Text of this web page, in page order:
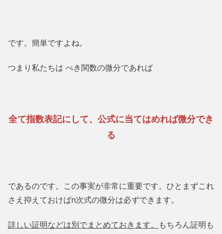
です。簡単ですよね。
つまり私たちは べき関数の微分であれば
全て指数表記にして、公式に当てはめれば微分でき
る
であるのです。この事実が非常に重要です。ひとまずこれ
さえ抑えておけばn次式の微分は必ずできます。
詳しい証明などは別でまとめておきます。
もちろん証明も